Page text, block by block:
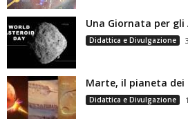
Una Giornata per gli
Didattica e Divulgazione
Marte, il pianeta dei
Didattica e Divulgazione